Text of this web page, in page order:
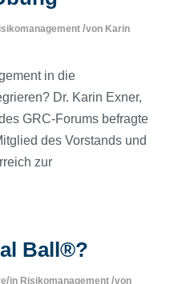
/von Karin
in die
Dr. Karin Exner,
GRC-Forums befragte
des Vorstands und
zur
Ball®?
/in Risikomanagement /von